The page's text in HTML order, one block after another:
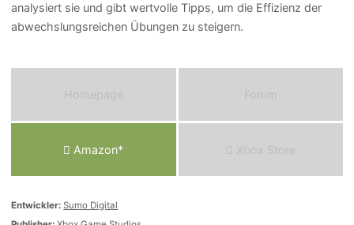
analysiert sie und gibt wertvolle Tipps, um die Effizienz der
abwechslungsreichen Übungen zu steigern.
Homepage Forum
Amazon* Xbox Store
Entwickler: Sumo Digital